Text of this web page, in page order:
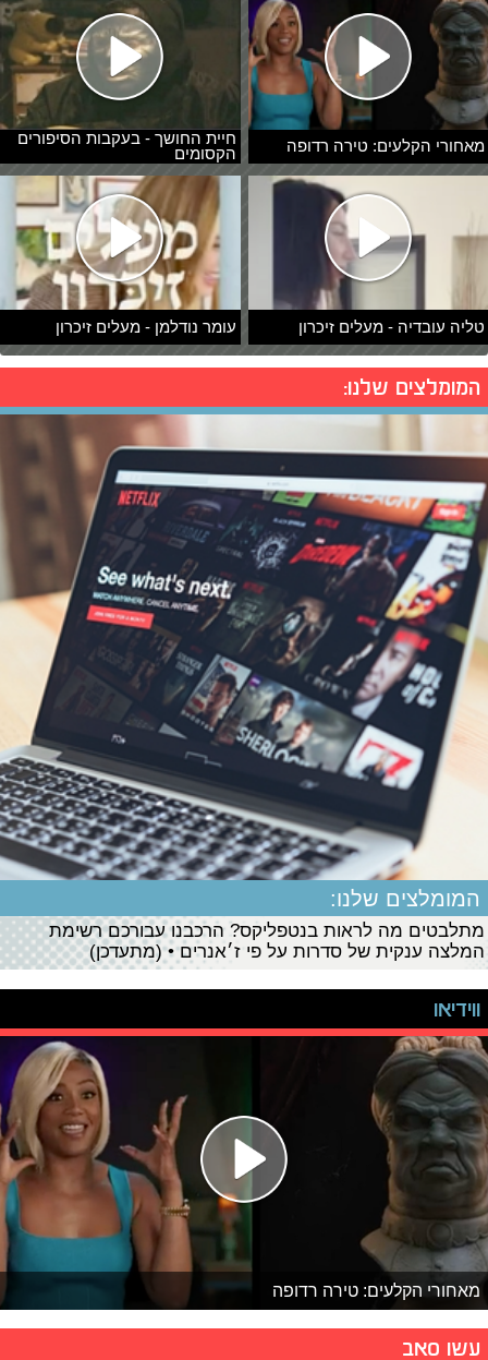
מאחורי הקלעים: טירה רדופה
חיית החושך - בעקבות הסיפורים
הקסומים
טליה עובדיה - מעלים זיכרון עומר נודלמן - מעלים זיכרון
המומלצים שלנו:
המומלצים שלנו:
מתלבטים מה לראות בנטפליקס? הרכבנו עבורכם רשימת
המלצה ענקית של סדרות על פי ז׳אנרים • (מתעדכן)
ווידיאו
מאחורי הקלעים: טירה רדופה
עשו סאב